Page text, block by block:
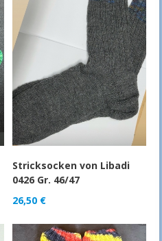
Stricksocken von Libadi
0426 Gr. 46/47
26,50 €